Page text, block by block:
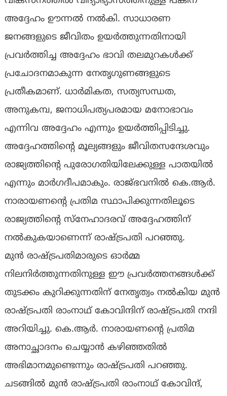
അദ്ദേഹം ഊന്നൽ നൽകി. സാധാരണ
ജനങ്ങളുടെ ജീവിതം ഉയർത്തുന്നതിനായി
പ്രവർത്തിച്ച അദ്ദേഹം ഭാവി തലമുറകൾക്ക്
പ്രചോദനമാകുന്ന നേതൃഗുണങ്ങളുടെ
പ്രതീകമാണ്. ധാർമികത, സത്യസന്ധത,
അനുകമ്പ, ജനാധിപത്യപരമായ മനോഭാവം
എന്നിവ അദ്ദേഹം എന്നും ഉയർത്തിപ്പിടിച്ചു.
അദ്ദേഹത്തിന്റെ മൂല്യങ്ങളും ജീവിതസന്ദേശവും
രാജ്യത്തിന്റെ പുരോഗതിയിലേക്കുള്ള പാതയിൽ
എന്നും മാർഗദീപമാകും. രാജ്ഭവനിൽ കെ.ആർ.
നാരായണന്റെ പ്രതിമ സ്ഥാപിക്കുന്നതിലൂടെ
രാജ്യത്തിന്റെ സ്‌നേഹാദരവ് അദ്ദേഹത്തിന്
നൽകുകയാണെന്ന് രാഷ്ട്രപതി പറഞ്ഞു.
മുൻ രാഷ്ട്രപതിമാരുടെ ഓർമ്മ
നിലനിർത്തുന്നതിനുള്ള ഈ പ്രവർത്തനങ്ങൾക്ക്
തുടക്കം കുറിക്കുന്നതിന് നേതൃത്വം നൽകിയ മുൻ
രാഷ്ട്രപതി രാംനാഥ് കോവിന്ദിന് രാഷ്ട്രപതി നന്ദി
അറിയിച്ചു. കെ.ആർ. നാരായണന്റെ പ്രതിമ
അനാച്ഛാദനം ചെയ്യാൻ കഴിഞ്ഞതിൽ
അഭിമാനമുണ്ടെന്നും രാഷ്ട്രപതി പറഞ്ഞു.
ചടങ്ങിൽ മുൻ രാഷ്ട്രപതി രാംനാഥ് കോവിന്ദ്,